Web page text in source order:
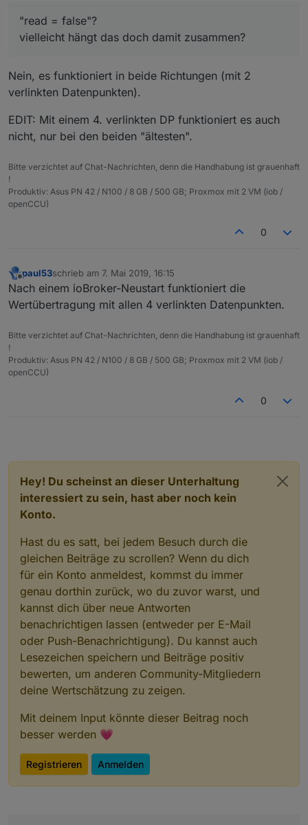
"read = false"?
vielleicht hängt das doch damit zusammen?
Nein, es funktioniert in beide Richtungen (mit 2
verlinkten Datenpunkten).
EDIT: Mit einem 4. verlinkten DP funktioniert es auch
nicht, nur bei den beiden "ältesten".
Bitte verzichtet auf Chat-Nachrichten, denn die Handhabung ist grauenhaft
!
Produktiv: Asus PN 42 / N100 / 8 GB / 500 GB; Proxmox mit 2 VM (iob /
openCCU)
0
Offline
paul53schrieb am 7. Mai 2019, 16:15
zuletzt editiert von
Nach einem ioBroker-Neustart funktioniert die
Wertübertragung mit allen 4 verlinkten Datenpunkten.
Bitte verzichtet auf Chat-Nachrichten, denn die Handhabung ist grauenhaft
!
Produktiv: Asus PN 42 / N100 / 8 GB / 500 GB; Proxmox mit 2 VM (iob /
openCCU)
0
Hey! Du scheinst an dieser Unterhaltung
interessiert zu sein, hast aber noch kein
Konto.
Hast du es satt, bei jedem Besuch durch die
gleichen Beiträge zu scrollen? Wenn du dich
für ein Konto anmeldest, kommst du immer
genau dorthin zurück, wo du zuvor warst, und
kannst dich über neue Antworten
benachrichtigen lassen (entweder per E-Mail
oder Push-Benachrichtigung). Du kannst auch
Lesezeichen speichern und Beiträge positiv
bewerten, um anderen Community-Mitgliedern
deine Wertschätzung zu zeigen.
Mit deinem Input könnte dieser Beitrag noch
besser werden 💗
Registrieren Anmelden